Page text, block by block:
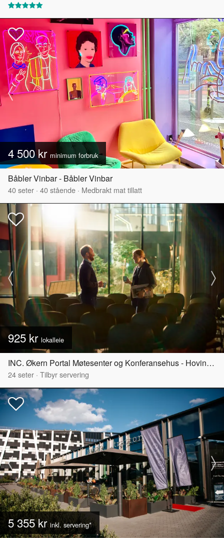
4 500 kr minimum forbruk
Båbler Vinbar - Båbler Vinbar
40seter · 40stående · Medbrakt mat tillatt
925 kr lokalleie
INC. Økern Portal Møtesenter og Konferansehus - Hovinbyen
24seter · Tilbyr servering
5 355 krinkl. servering*